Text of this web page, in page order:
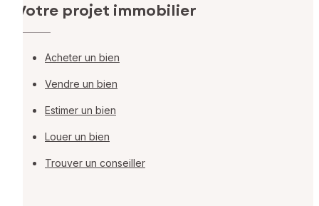
Votre projet immobilier
Acheter un bien
Vendre un bien
Estimer un bien
Louer un bien
Trouver un conseiller